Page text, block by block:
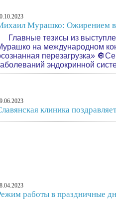
Мурашко: Ожирением
Главные тезисы из
на международном
перезагрузка»
эндокринной
клиника
работы в праздничные